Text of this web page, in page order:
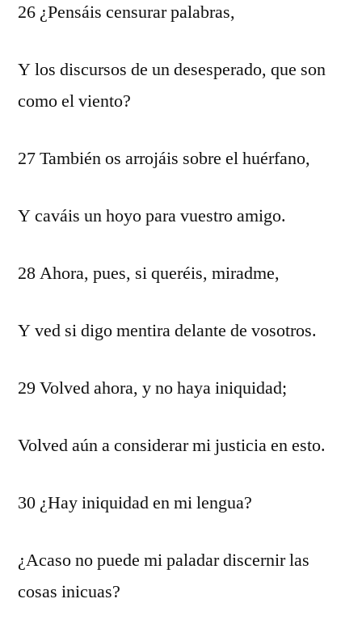
26 ¿Pensáis censurar palabras,
Y los discursos de un desesperado, que son
como el viento?
27 También os arrojáis sobre el huérfano,
Y caváis un hoyo para vuestro amigo.
28 Ahora, pues, si queréis, miradme,
Y ved si digo mentira delante de vosotros.
29 Volved ahora, y no haya iniquidad;
Volved aún a considerar mi justicia en esto.
30 ¿Hay iniquidad en mi lengua?
¿Acaso no puede mi paladar discernir las
cosas inicuas?